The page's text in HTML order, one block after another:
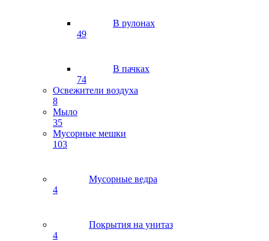
В рулонах
49
В пачках
74
Освежители воздуха
8
Мыло
35
Мусорные мешки
103
Мусорные ведра
4
Покрытия на унитаз
4